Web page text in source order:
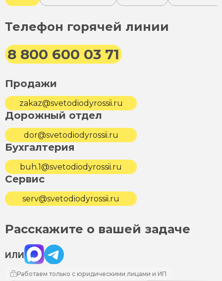
Телефон горячей линии
8 800 600 03 71
Продажи
zakaz@svetodiodyrossii.ru
Дорожный отдел
dor@svetodiodyrossii.ru
Бухгалтерия
buh.1@svetodiodyrossii.ru
Сервис
serv@svetodiodyrossii.ru
Расскажите о вашей задаче
ИЛИ
Max Telegram
Работаем только с юридическими лицами и ИП